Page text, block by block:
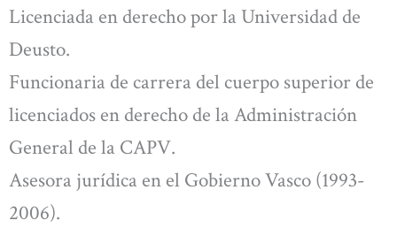
Licenciada en derecho por la Universidad de
Deusto.
Funcionaria de carrera del cuerpo superior de
licenciados en derecho de la Administración
General de la CAPV.
Asesora jurídica en el Gobierno Vasco (1993-
2006).